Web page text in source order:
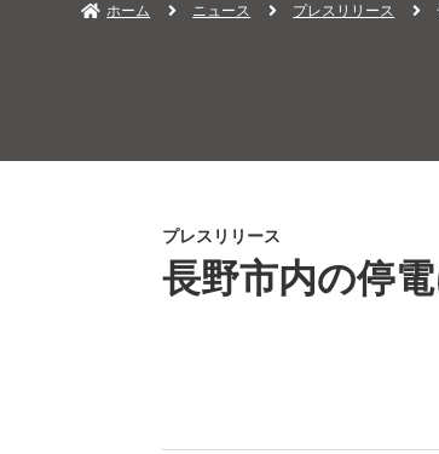
ホーム ニュース プレスリリース
プレスリリース
長野市内の停